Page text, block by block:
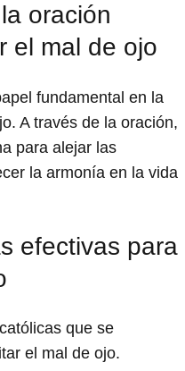
oración
el mal de ojo
fundamental en la
A través de la oración,
para alejar las
la armonía en la vida
efectivas para
que se
el mal de ojo.